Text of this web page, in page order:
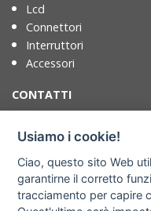
Lcd
Connettori
Interruttori
Accessori
CONTATTI
T. +39 071721091
F. +39 0717210922
info@adimpex.it
Usiamo i cookie!
Ciao, questo sito Web
garantirne il corretto
tracciamento per capire